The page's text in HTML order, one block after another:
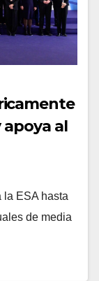
apoya al
la ESA hasta
de media